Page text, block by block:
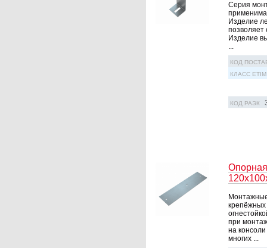
Серия
Изделие
позволяет
Изделие
...
КОД
КЛАСС ETIM
КОД РАЭК
Опорная
при
на
многих ...